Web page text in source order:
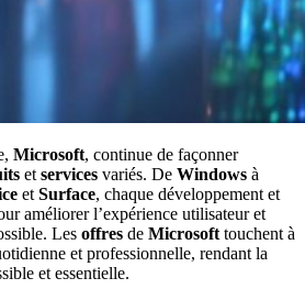
Microsoft, continue de façonner
et services variés. De Windows à
et Surface, chaque développement et
améliorer l’expérience utilisateur et
Les offres de Microsoft touchent à
et professionnelle, rendant la
et essentielle.